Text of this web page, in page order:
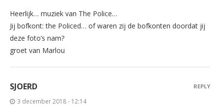
Heerlijk… muziek van The Police…
Jij bofkont: the Policed… of waren zij de bofkonten doordat jij
deze foto’s nam?
groet van Marlou
SJOERD
3 december 2018 - 12:14
REPLY